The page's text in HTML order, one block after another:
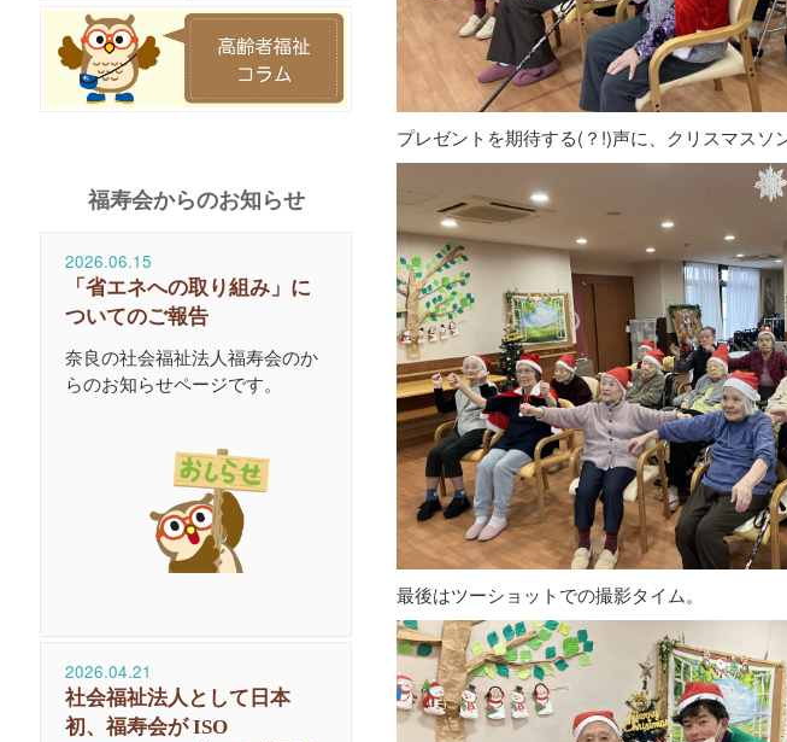
プレゼントを期待する(？!)声に、クリスマスソ
最後はツーショットでの撮影タイム。
福寿会からのお知らせ
2026.06.15
「省エネへの取り組み」に
ついてのご報告
奈良の社会福祉法人福寿会のか
らのお知らせページです。
2026.04.21
社会福祉法人として日本
初、福寿会が ISO